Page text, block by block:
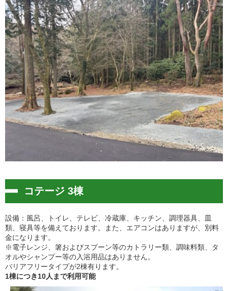
コテージ 3棟
設備：風呂、トイレ、テレビ、冷蔵庫、キッチン、調理器具、皿
類、寝具等を備えております。また、エアコンはありますが、別料
金になります。
※電子レンジ、箸およびスプーン等のカトラリー類、調味料類、タ
オルやシャンプー等の入浴用品はありません。
バリアフリータイプが2棟有ります。
1棟につき10人まで利用可能